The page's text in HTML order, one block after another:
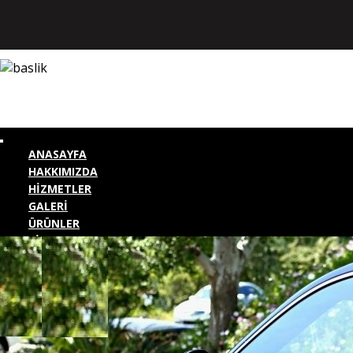
ANASAYFA
HAKKIMIZDA
HİZMETLER
GALERİ
ÜRÜNLER
BİZE ULAŞIN
KURUMSAL GİRİŞ